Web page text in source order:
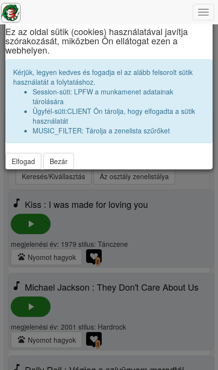
Báthory István Elméleti Líceum
A mi osztályunk zenetoplistája. Ezeket
számokat szívesen hallgatjuk.
Új zene, vagy kedvenceim kiválasztása
Kiválasztva: 25 Indítsd a lejátszót! (max 25)
Legjobb szám elsőnek Legjobb szám utoljára
Véletlenszerüen
Keresés/Kivállasztás
Az osztály zenelistálya
music_note Kiss : I was made for loving you
play_arrow
megjelenési év: 1979 stilus: Tánczene
pets Nyomot hagyok 2
music_note Michael Jackson : They Don't Care About Us
play_arrow
megjelenési év: 2001 stilus: Hardrock
pets Nyomot hagyok 3
×
Ez az oldal sütik (cookies) használatával javítja
szórakozását, miközben Ön ellátogat ezen a
webhelyen.
Kérjük, legyen kedves és fogadja el az alább felsorolt sütik
használatát a folytatáshoz.
Session-süti: LPFW a munkamenet adatainak
tárolására
Ügyfél-süti:CLIENT Ön tárolja, hogy elfogadta a sütik
használatát
MUSIC_FILTER: Tárolja a zenelista szűrőket
Elfogad Bezár